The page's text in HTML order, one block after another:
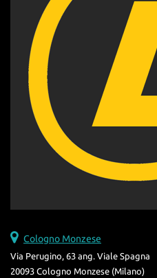
Cologno Monzese
Via Perugino, 63 ang. Viale Spagna
20093 Cologno Monzese (Milano)